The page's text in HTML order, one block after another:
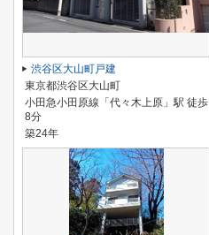
渋谷区大山町戸建
東京都渋谷区大山町
小田急小田原線「代々木上原」駅 徒歩
8分
築24年